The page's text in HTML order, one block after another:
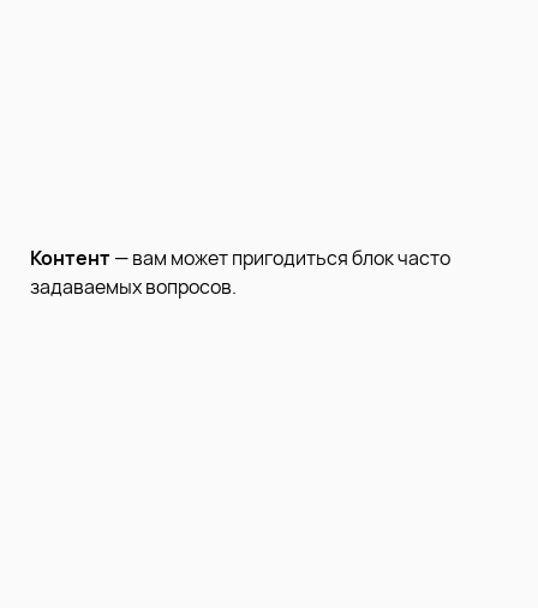
Контент— вам может пригодиться блок часто
задаваемых вопросов.